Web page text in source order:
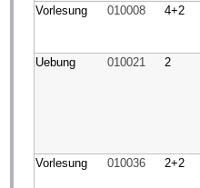
Vorlesung
010008 4+2
Uebung
010021 2
Vorlesung
010036 2+2